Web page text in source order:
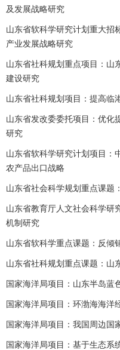
及发展战略研究
山东省软科学研究计划重大招
产业发展战略研究
山东省社科规划重点项目：山
建设研究
山东省社科规划项目：提高临
山东省发改委委托项目：优化
研究
山东省软科学研究计划项目
农产品出口战略
山东省社会科学规划重点课题
山东省教育厅人文社会科学研
机制研究
山东省软科学重点课题：反倾
山东省社科规划重点课题：山
国家海洋局项目：山东半岛蓝
国家海洋局项目：环渤海海洋
国家海洋局项目：我国周边国
国家海洋局项目：基于生态系